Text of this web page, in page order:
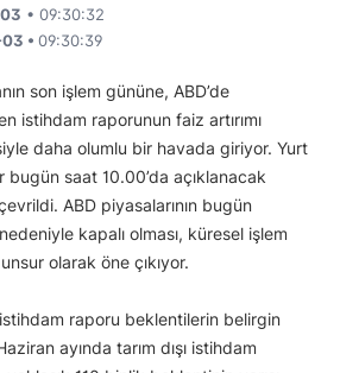
• 09:30:32
• 09:30:39
son işlem gününe, ABD’de
istihdam raporunun faiz artırımı
daha olumlu bir havada giriyor. Yurt
saat 10.00’da açıklanacak
ABD piyasalarının bugün
kapalı olması, küresel işlem
olarak öne çıkıyor.
istihdam raporu beklentilerin belirgin
ayında tarım dışı istihdam